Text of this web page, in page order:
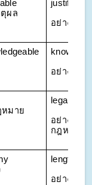
ผล
justifiably
อย่างมีเห
อย่างรอบรู้
มาย
legally
อย่างถูก
กฎหมาย
lengthily
อย่างยืดย